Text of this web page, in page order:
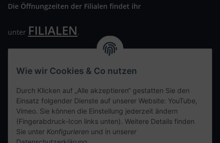
Die Öffnungzeiten der Filialen findet ihr
unter FILIALEN.
Wir freuen uns auf Euren Besuch. Bitte beachtet die
Kontaktdaten
tweet
Wie wir Cookies & Co nutzen
Durch Klicken auf „Alle akzeptieren“ gestatten Sie den
Einsatz folgender Dienste auf unserer Website: YouTube,
Vimeo. Sie können die Einstellung jederzeit ändern
(Fingerabdruck-Icon links unten). Weitere Details finden
Sie unter Konfigurieren und in unserer